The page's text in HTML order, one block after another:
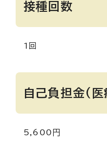
接種回数
1回
自己負担金(
5,600円